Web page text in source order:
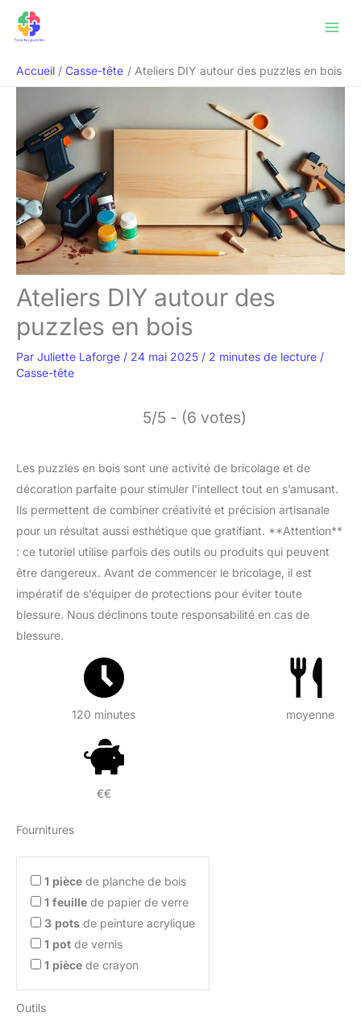
Accueil
Casse-tête Ateliers DIY autour des puzzles en bois
Ateliers DIY autour des
puzzles en bois
Par Juliette Laforge / 24 mai 2025 / 2 minutes de lecture /
Casse-tête
5/5 - (6 votes)
Les puzzles en bois sont une activité de bricolage et de
décoration parfaite pour stimuler l’intellect tout en s’amusant.
Ils permettent de combiner créativité et précision artisanale
pour un résultat aussi esthétique que gratifiant. **Attention**
: ce tutoriel utilise parfois des outils ou produits qui peuvent
être dangereux. Avant de commencer le bricolage, il est
impératif de s’équiper de protections pour éviter toute
blessure. Nous déclinons toute responsabilité en cas de
blessure.
120 minutes moyenne
€€
Fournitures
1 pièce de planche de bois
1 feuille de papier de verre
3 pots de peinture acrylique
1 pot de vernis
1 pièce de crayon
Outils
Rechercher